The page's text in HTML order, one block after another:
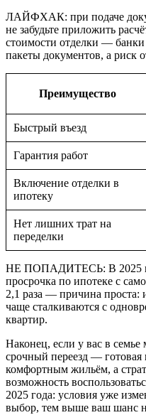
ЛАЙФХАК: при подаче
не забудьте приложить
стоимости отделки —
пакеты документов, а риск
Преимущество
Быстрый въезд
Гарантия работ
Включение отделки в
ипотеку
Нет лишних трат на
переделки
НЕ ПОПАДИТЕСЬ: В 2025
просрочка по ипотеке с
2,1 раза — причина проста:
чаще сталкиваются с
квартир.
Наконец, если у вас в семье
срочный переезд — готовая
комфортным жильём, а
возможность
2025 года: условия уже
выбор, тем выше ваш шанс